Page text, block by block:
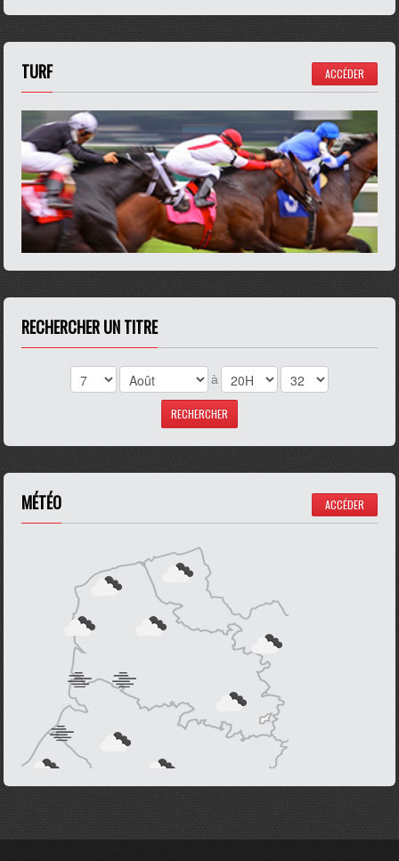
TURF ACCÉDER
RECHERCHER UN TITRE
à
MÉTÉO ACCÉDER